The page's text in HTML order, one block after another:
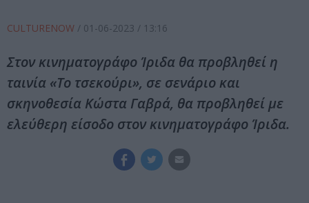
CULTURENOW / 01-06-2023 / 13:16
Στον κινηματογράφο Ίριδα θα προβληθεί η
ταινία «Το τσεκούρι», σε σενάριο και
σκηνοθεσία Κώστα Γαβρά, θα προβληθεί με
ελεύθερη είσοδο στον κινηματογράφο Ίριδα.